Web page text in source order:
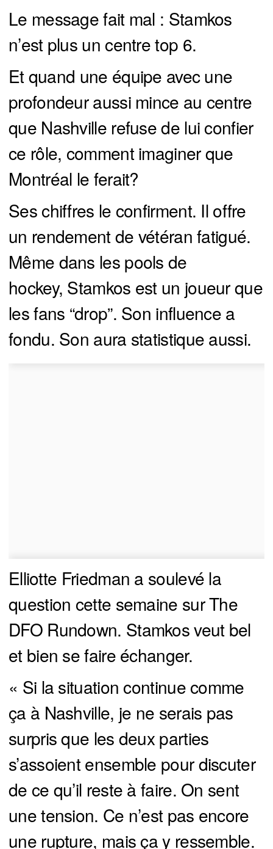
Le message fait mal : Stamkos
n’est plus un centre top 6.
Et quand une équipe avec une
profondeur aussi mince au centre
que Nashville refuse de lui confier
ce rôle, comment imaginer que
Montréal le ferait?
Ses chiffres le confirment. Il offre
un rendement de vétéran fatigué.
Même dans les pools de
hockey, Stamkos est un joueur que
les fans “drop”. Son influence a
fondu. Son aura statistique aussi.
Elliotte Friedman a soulevé la
question cette semaine sur The
DFO Rundown. Stamkos veut bel
et bien se faire échanger.
« Si la situation continue comme
ça à Nashville, je ne serais pas
surpris que les deux parties
s’assoient ensemble pour discuter
de ce qu’il reste à faire. On sent
une tension. Ce n’est pas encore
une rupture, mais ça y ressemble.